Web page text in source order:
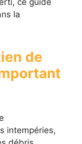
ce guide
la
de
intempéries,